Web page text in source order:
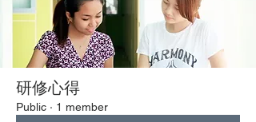
研修心得
Public · 1 member